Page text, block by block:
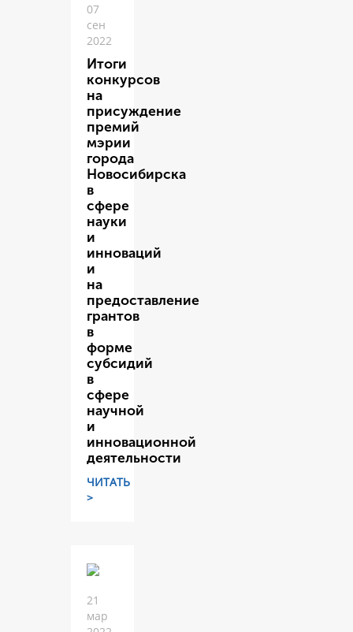
07
сен
2022
Итоги
конкурсов
на
присуждение
премий
мэрии
города
Новосибирска
в
сфере
науки
и
инноваций
и
на
предоставление
грантов
в
форме
субсидий
в
сфере
научной
и
инновационной
деятельности
ЧИТАТЬ
>
21
мар